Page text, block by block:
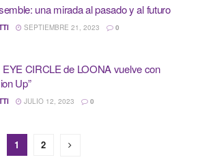
una mirada al pasado y al futuro
SEPTIEMBRE 21, 2023 0
CIRCLE de LOONA vuelve con
Up”
JULIO 12, 2023 0
1 2